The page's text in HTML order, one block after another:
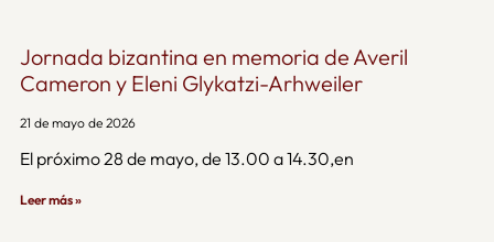
Jornada bizantina en memoria de Averil
Cameron y Eleni Glykatzi-Arhweiler
21 de mayo de 2026
El próximo 28 de mayo, de 13.00 a 14.30,en
Leer más »